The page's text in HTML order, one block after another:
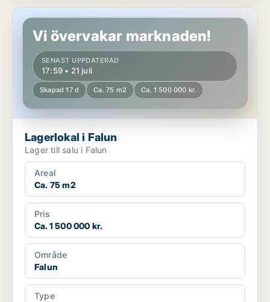
Lagerlokal i Falun
Vi övervakar marknaden!
SENAST UPPDATERAD
17:59 • 21 juli
Skapad 17 d Ca. 75 m2 Ca. 1 500 000 kr.
Lagerlokal i Falun
Lager till salu i Falun
Areal
Ca. 75 m2
Pris
Ca. 1 500 000 kr.
Område
Falun
Type